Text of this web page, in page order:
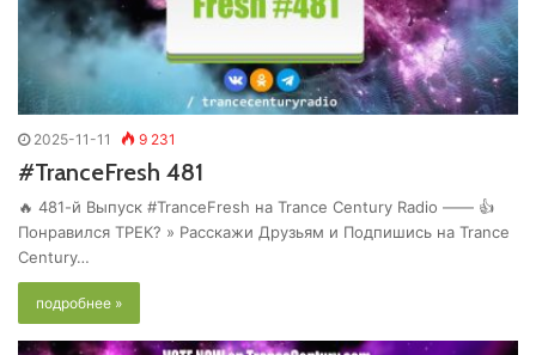
2025-11-11 9 231
#TranceFresh 481
🔥 481-й Выпуск #TranceFresh на Trance Century Radio —— 👍
Понравился ТРЕК? » Расскажи Друзьям и Подпишись на Trance
Century…
подробнее »